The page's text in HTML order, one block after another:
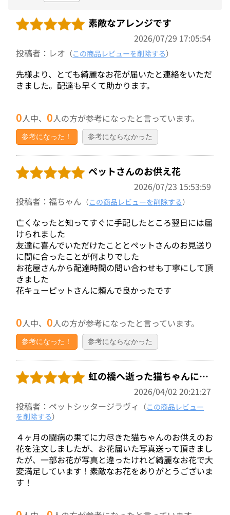
素敵なアレンジです
2026/07/29 17:05:54
投稿者：レオ （この商品レビューを削除する）
先様より、とても綺麗なお花が届いたと連絡をいただ
きました。配達も早くて助かります。
0人中、0人の方が参考になったと言っています。
参考になった！ 参考にならなかった
ペットさんのお供え花
2026/07/23 15:53:59
投稿者：福ちゃん （この商品レビューを削除する）
亡くなったと知ってすぐに手配したところ翌日には届
けられました
友達に喜んでいただけたこととペットさんのお見送り
に間に合ったことが何よりでした
お花屋さんから配達時間の問い合わせも丁寧にして頂
きました
花キューピットさんに頼んで良かったです
0人中、0人の方が参考になったと言っています。
参考になった！ 参考にならなかった
虹の橋へ逝った猫ちゃんに…
2026/04/02 20:21:27
投稿者：ペットシッタージラヴィ （この商品レビュー
を削除する）
４ヶ月の闘病の果てに力尽きた猫ちゃんのお供えのお
花を注文しましたが、お花届いた写真送って頂きまし
たが、一部お花が写真と違ったけれど綺麗なお花で大
変満足しています！素敵なお花をありがとうございま
す！